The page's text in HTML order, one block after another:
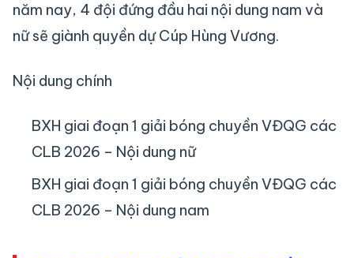
năm nay, 4 đội đứng đầu hai nội dung nam và
nữ sẽ giành quyền dự Cúp Hùng Vương.
Nội dung chính
BXH giai đoạn 1 giải bóng chuyền VĐQG các
CLB 2026 – Nội dung nữ
BXH giai đoạn 1 giải bóng chuyền VĐQG các
CLB 2026 – Nội dung nam